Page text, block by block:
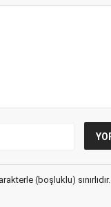
(boşluklu) sınırlıdır.